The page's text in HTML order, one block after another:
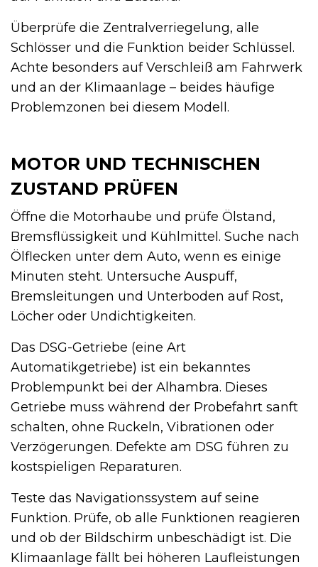
Überprüfe die Zentralverriegelung, alle
Schlösser und die Funktion beider Schlüssel.
Achte besonders auf Verschleiß am Fahrwerk
und an der Klimaanlage – beides häufige
Problemzonen bei diesem Modell.
MOTOR UND TECHNISCHEN
ZUSTAND PRÜFEN
Öffne die Motorhaube und prüfe Ölstand,
Bremsflüssigkeit und Kühlmittel. Suche nach
Ölflecken unter dem Auto, wenn es einige
Minuten steht. Untersuche Auspuff,
Bremsleitungen und Unterboden auf Rost,
Löcher oder Undichtigkeiten.
Das DSG-Getriebe (eine Art
Automatikgetriebe) ist ein bekanntes
Problempunkt bei der Alhambra. Dieses
Getriebe muss während der Probefahrt sanft
schalten, ohne Ruckeln, Vibrationen oder
Verzögerungen. Defekte am DSG führen zu
kostspieligen Reparaturen.
Teste das Navigationssystem auf seine
Funktion. Prüfe, ob alle Funktionen reagieren
und ob der Bildschirm unbeschädigt ist. Die
Klimaanlage fällt bei höheren Laufleistungen